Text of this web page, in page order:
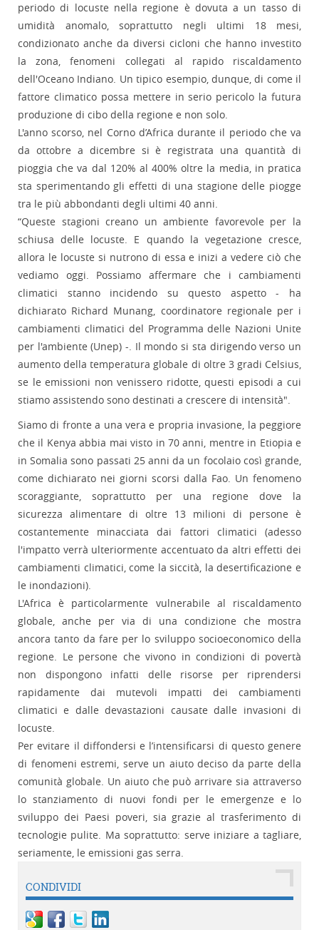
periodo di locuste nella regione è dovuta a un tasso di
umidità anomalo, soprattutto negli ultimi 18 mesi,
condizionato anche da diversi cicloni che hanno investito
la zona, fenomeni collegati al rapido riscaldamento
dell'Oceano Indiano. Un tipico esempio, dunque, di come il
fattore climatico possa mettere in serio pericolo la futura
produzione di cibo della regione e non solo.
L'anno scorso, nel Corno d’Africa durante il periodo che va
da ottobre a dicembre si è registrata una quantità di
pioggia che va dal 120% al 400% oltre la media, in pratica
sta sperimentando gli effetti di una stagione delle piogge
tra le più abbondanti degli ultimi 40 anni.
“Queste stagioni creano un ambiente favorevole per la
schiusa delle locuste. E quando la vegetazione cresce,
allora le locuste si nutrono di essa e inizi a vedere ciò che
vediamo oggi. Possiamo affermare che i cambiamenti
climatici stanno incidendo su questo aspetto - ha
dichiarato Richard Munang, coordinatore regionale per i
cambiamenti climatici del Programma delle Nazioni Unite
per l'ambiente (Unep) -. Il mondo si sta dirigendo verso un
aumento della temperatura globale di oltre 3 gradi Celsius,
se le emissioni non venissero ridotte, questi episodi a cui
stiamo assistendo sono destinati a crescere di intensità".
Siamo di fronte a una vera e propria invasione, la peggiore
che il Kenya abbia mai visto in 70 anni, mentre in Etiopia e
in Somalia sono passati 25 anni da un focolaio così grande,
come dichiarato nei giorni scorsi dalla Fao. Un fenomeno
scoraggiante, soprattutto per una regione dove la
sicurezza alimentare di oltre 13 milioni di persone è
costantemente minacciata dai fattori climatici (adesso
l'impatto verrà ulteriormente accentuato da altri effetti dei
cambiamenti climatici, come la siccità, la desertificazione e
le inondazioni).
L'Africa è particolarmente vulnerabile al riscaldamento
globale, anche per via di una condizione che mostra
ancora tanto da fare per lo sviluppo socioeconomico della
regione. Le persone che vivono in condizioni di povertà
non dispongono infatti delle risorse per riprendersi
rapidamente dai mutevoli impatti dei cambiamenti
climatici e dalle devastazioni causate dalle invasioni di
locuste.
Per evitare il diffondersi e l’intensificarsi di questo genere
di fenomeni estremi, serve un aiuto deciso da parte della
comunità globale. Un aiuto che può arrivare sia attraverso
lo stanziamento di nuovi fondi per le emergenze e lo
sviluppo dei Paesi poveri, sia grazie al trasferimento di
tecnologie pulite. Ma soprattutto: serve iniziare a tagliare,
seriamente, le emissioni gas serra.
CONDIVIDI